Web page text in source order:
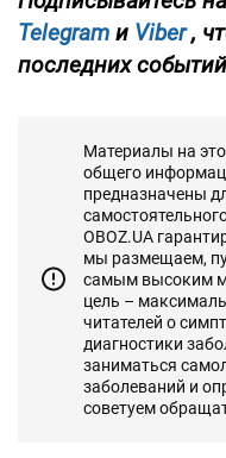
Telegram и Viber ,
последних
Материалы на
общего
предназначены
OBOZ.UA
мы размещаем,
самым высоким
цель –
читателей о
диагностики
заниматься
заболеваний и
советуем